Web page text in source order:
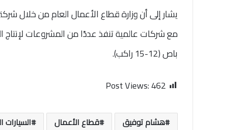
يشار إلى أن وزارة قطاع الأعمال العام من خلال
مع شركات عالمية تنفذ عددًا من المشروعات لإنتاج
باص (12-15 راكب).
Post Views:462
هشام توفيق قطاع الأعمال السيارات